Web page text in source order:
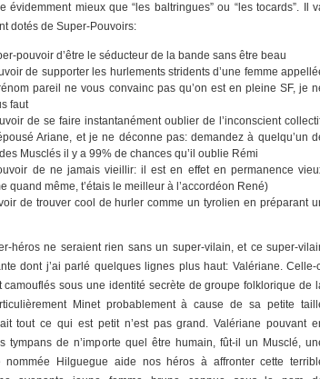
évidemment mieux que “les baltringues” ou “les tocards”. Il
dotés de Super-Pouvoirs:
pouvoir d’être le séducteur de la bande sans être beau
de supporter les hurlements stridents d’une femme
pareil ne vous convainc pas qu’on est en pleine SF, je
faut
de se faire instantanément oublier de l’inconscient
Ariane, et je ne déconne pas: demandez à quelqu’un
Musclés il y a 99% de chances qu’il oublie Rémi
de ne jamais vieillir: il est en effet en permanence
quand même, t’étais le meilleur à l’accordéon René)
de trouver cool de hurler comme un tyrolien en préparant
héros ne seraient rien sans un super-vilain, et ce super-
dont j’ai parlé quelques lignes plus haut: Valériane. Celle-
camouflés sous une identité secrète de groupe folklorique de
Minet probablement à cause de sa petite
tout ce qui est petit n’est pas grand. Valériane pouvant
tympans de n’importe quel être humain, fût-il un Musclé,
nommée Hilguegue aide nos héros à affronter cette